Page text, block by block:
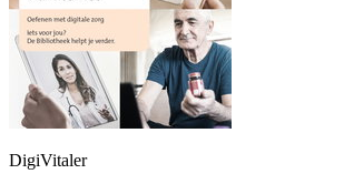
DigiVitaler